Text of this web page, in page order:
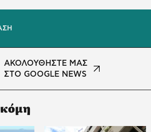
ΑΚΟΛΟΥΘΗΣΤΕ ΜΑΣ
ΣΤΟ GOOGLE NEWS